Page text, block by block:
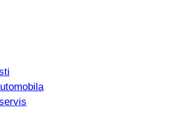
Što učiniti kada vaš